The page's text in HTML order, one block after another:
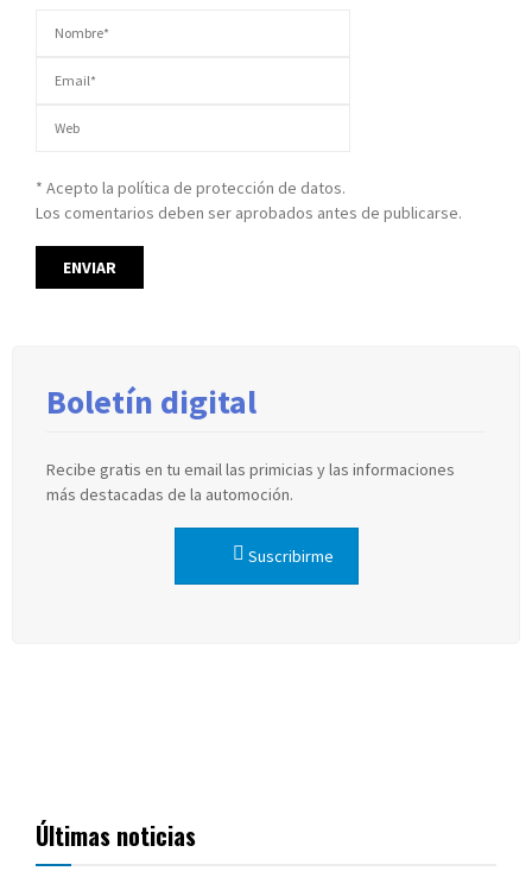
* Acepto la política de protección de datos.
Los comentarios deben ser aprobados antes de publicarse.
Boletín digital
Recibe gratis en tu email las primicias y las informaciones
más destacadas de la automoción.
Suscribirme
Últimas noticias